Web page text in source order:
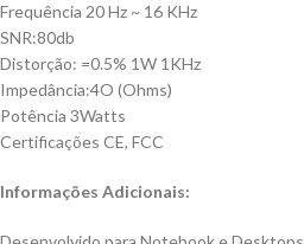
Frequência 20 Hz ~ 16 KHz
SNR:80db
Distorção: =0.5% 1W 1KHz
Impedância:4O (Ohms)
Potência 3Watts
Certificações CE, FCC
Informações Adicionais: